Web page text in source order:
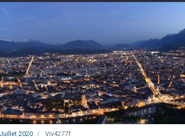
2020 Viv4277f